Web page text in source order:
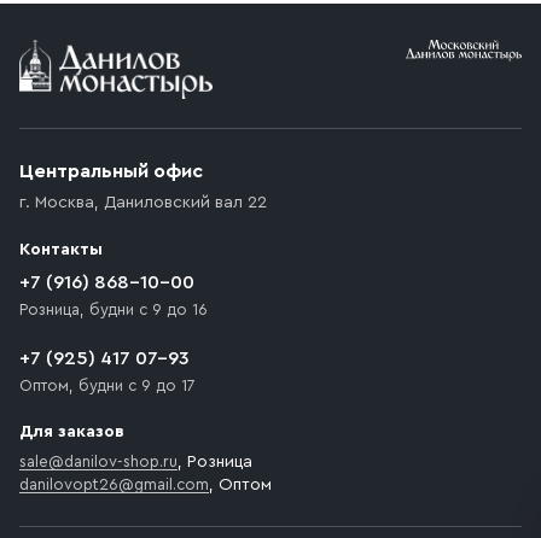
Условия доставки
возникают препятствия для подъезда автомобиля,
которое максимально близко к месту запланированной
движения. Если на территории места назначения
доставки предусмотрен платный въезд, то Покупателю
необходимо компенсировать стоимость въезда
Центральный офис
г. Москва, Даниловский вал 22
Контакты
+7 (916) 868-10-00
Розница, будни с 9 до 16
+7 (925) 417 07-93
Оптом, будни с 9 до 17
Для заказов
sale@danilov-shop.ru, Розница
danilovopt26@gmail.com, Оптом